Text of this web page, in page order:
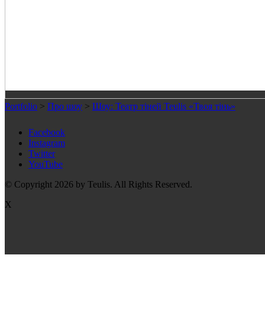
Portfolio > Про шоу > Шоу: Театр тіней Teulis «Твоя тінь»
Facebook
Instagram
Twitter
YouTube
© Copyright 2026 by Teulis. All Rights Reserved.
X